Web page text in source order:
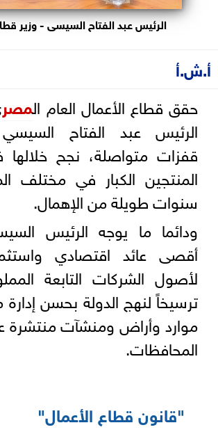
الرئيس عبد الفتاح السيسى - وزير
أ.ش.أ
حقق قطاع الأعمال العام المصر
الرئيس عبد الفتاح السيسي
قفزات متواصلة، نجح
المنتجين الكبار في مختلف
سنوات طويلة من الإهمال.
ودائما ما يوجه الرئيس
أقصى عائد اقتصادي
لأصول الشركات التابعة
ترسيخاً لنهج الدولة بحسن
موارد وأراض ومنشآت
المحافظات.
"قانون قطاع الأعمال"